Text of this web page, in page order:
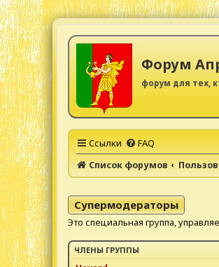
Форум
форум для тех,
Ссылки FAQ
Список форумов
Супермодераторы
Это специальная группа,
ЧЛЕНЫ ГРУППЫ